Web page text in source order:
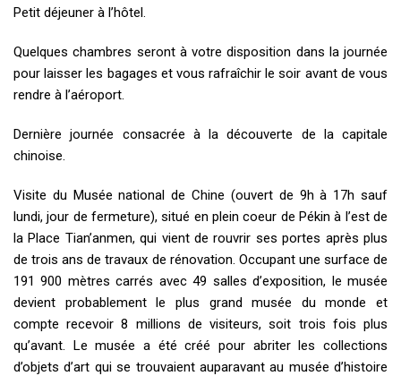
Petit déjeuner à l’hôtel.
Quelques chambres seront à votre disposition dans la journée
pour laisser les bagages et vous rafraîchir le soir avant de vous
rendre à l’aéroport.
Dernière journée consacrée à la découverte de la capitale
chinoise.
Visite du Musée national de Chine (ouvert de 9h à 17h sauf
lundi, jour de fermeture), situé en plein coeur de Pékin à l’est de
la Place Tian’anmen, qui vient de rouvrir ses portes après plus
de trois ans de travaux de rénovation. Occupant une surface de
191 900 mètres carrés avec 49 salles d’exposition, le musée
devient probablement le plus grand musée du monde et
compte recevoir 8 millions de visiteurs, soit trois fois plus
qu’avant. Le musée a été créé pour abriter les collections
d’objets d’art qui se trouvaient auparavant au musée d’histoire